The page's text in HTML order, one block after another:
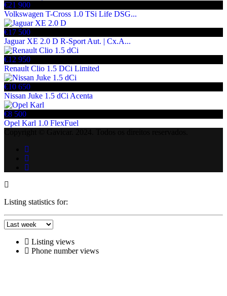
€21 900
Volkswagen T-Cross 1.0 TSi Life DSG...
€17 500
Jaguar XE 2.0 D R-Sport Aut. | Cx.A...
€12 950
Renault Clio 1.5 DCi Limited
€10 650
Nissan Juke 1.5 dCi Acenta
€8 500
Opel Karl 1.0 FlexFuel
Listing statistics for:
Listing views
Phone number views